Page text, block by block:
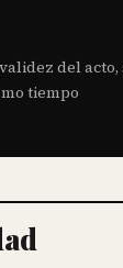
del acto,
tiempo